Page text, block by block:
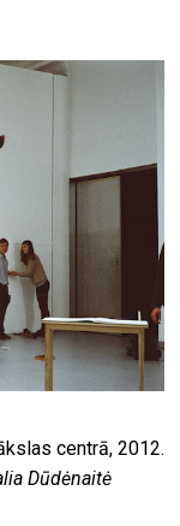
centrā, 2012.
Dūdėnaitė